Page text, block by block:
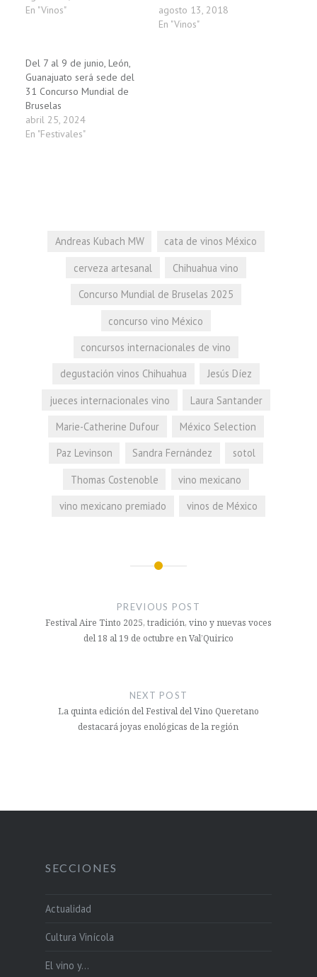
En "Vinos"
agosto 13, 2018
En "Vinos"
Del 7 al 9 de junio, León,
Guanajuato será sede del
31 Concurso Mundial de
Bruselas
abril 25, 2024
En "Festivales"
Andreas Kubach MW
cata de vinos México
cerveza artesanal
Chihuahua vino
Concurso Mundial de Bruselas 2025
concurso vino México
concursos internacionales de vino
degustación vinos Chihuahua
Jesús Díez
jueces internacionales vino
Laura Santander
Marie-Catherine Dufour
México Selection
Paz Levinson
Sandra Fernández
sotol
Thomas Costenoble
vino mexicano
vino mexicano premiado
vinos de México
entradas
PREVIOUS POST
Festival Aire Tinto 2025, tradición, vino y nuevas voces
del 18 al 19 de octubre en Val’Quirico
NEXT POST
La quinta edición del Festival del Vino Queretano
destacará joyas enológicas de la región
SECCIONES
Actualidad
Cultura Vinícola
El vino y…